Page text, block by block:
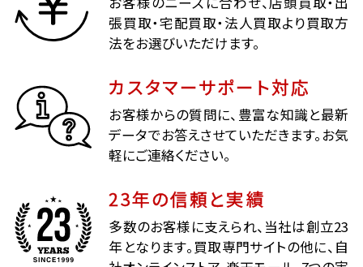
張買取・宅配買取・法人買取より買取方
法をお選びいただけます。
カスタマーサポート対応
お客様からの質問に、豊富な知識と最新
データでお答えさせていただきます。お気
軽にご連絡ください。
23年の信頼と実績
多数のお客様に支えられ、当社は創立23
年となります。買取専門サイトの他に、自